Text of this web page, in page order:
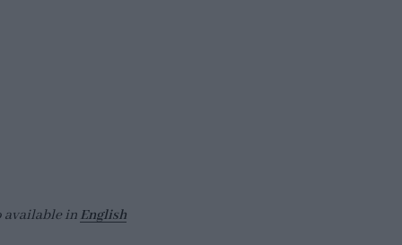
available in English